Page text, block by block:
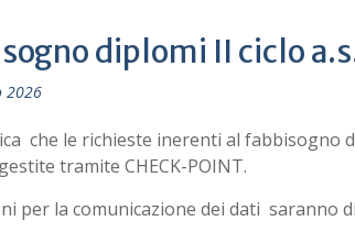
diplomi II ciclo
2026
che le richieste inerenti al fabbisogno
tramite CHECK-POINT.
per la comunicazione dei dati saranno